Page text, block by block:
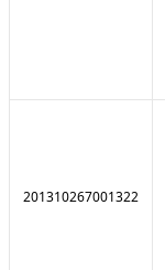
201310267001322